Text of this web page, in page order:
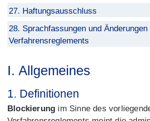
27. Haftungsausschluss
28. Sprachfassungen und Änderungen
Verfahrensreglements
I. Allgemeines
1. Definitionen
Blockierung im Sinne des